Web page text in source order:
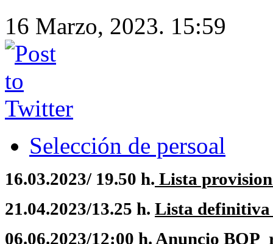
16 Marzo, 2023. 15:59
Selección de persoal
16.03.2023/ 19.50 h. Lista
21.04.2023/13.25 h. Lista definitiva
06.06.2023/12:00 h. Anuncio BOP